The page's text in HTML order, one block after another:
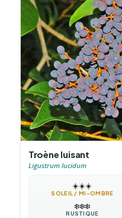
Troène luisant
Ligustrum lucidum
☀️☀️☀️
SOLEIL / MI-OMBRE
❄️❄️❄️
RUSTIQUE